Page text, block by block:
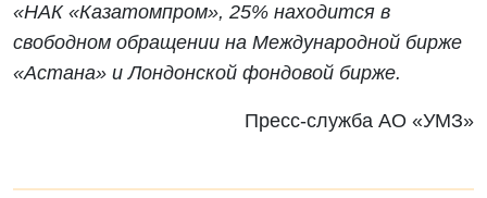
«НАК «Казатомпром», 25% находится в
свободном обращении на Международной бирже
«Астана» и Лондонской фондовой бирже.
Пресс-служба АО «УМЗ»